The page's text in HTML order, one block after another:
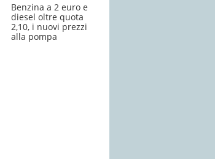
Benzina a 2 euro e
diesel oltre quota
2,10, i nuovi prezzi
alla pompa